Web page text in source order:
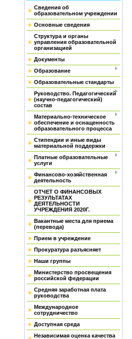
Сведения об
образовательном учреждении
Основные сведения
Структура и органы
управления образовательной
организацией
Документы
Образование
Образовательные стандарты
Руководство. Педагогический
(научно-педагогический)
состав
Материально-техническое
обеспечение и оснащенность
образовательного процесса
Стипендии и иные виды
материальной поддержки
Платные образовательные
услуги
Финансово-хозяйственная
деятельность
ОТЧЕТ О ФИНАНСОВЫХ
РЕЗУЛЬТАТАХ
ДЕЯТЕЛЬНОСТИ
УЧРЕЖДЕНИЯ 2020Г.
Вакантные места для приема
(перевода)
Прием в учреждение
Прокуратура разъясняет
Наши группы
Министерство просвещения
российской федерации
Средняя заработная плата
руководства
Международное
сотрудничество
Доступная среда
Независимая оценка качества